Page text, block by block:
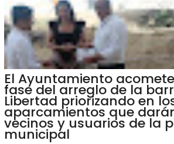
El Ayuntamiento
fase del arreglo de la
Libertad priorizando en
aparcamientos que
vecinos y usuarios de la
municipal